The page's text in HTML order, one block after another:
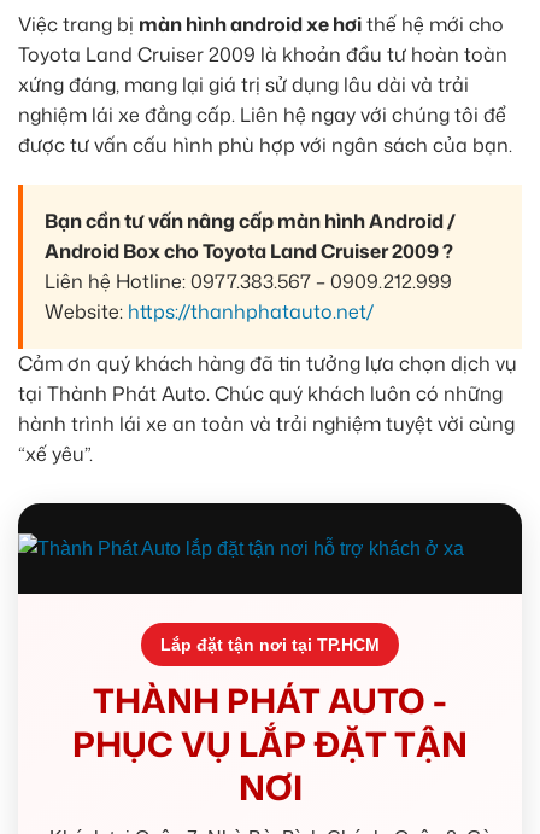
Việc trang bị màn hình android xe hơithế hệ mới cho
Toyota Land Cruiser 2009 là khoản đầu tư hoàn toàn
xứng đáng, mang lại giá trị sử dụng lâu dài và trải
nghiệm lái xe đẳng cấp. Liên hệ ngay với chúng tôi để
được tư vấn cấu hình phù hợp với ngân sách của bạn.
Bạn cần tư vấn nâng cấp màn hình Android /
Android Box cho Toyota Land Cruiser 2009 ?
Liên hệ Hotline: 0977.383.567 – 0909.212.999
Website: https://thanhphatauto.net/
Cảm ơn quý khách hàng đã tin tưởng lựa chọn dịch vụ
tại Thành Phát Auto. Chúc quý khách luôn có những
hành trình lái xe an toàn và trải nghiệm tuyệt vời cùng
“xế yêu”.
Lắp đặt tận nơi tại TP.HCM
THÀNH PHÁT AUTO -
PHỤC VỤ LẮP ĐẶT TẬN
NƠI